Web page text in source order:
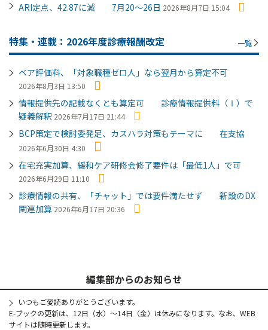
ARI定点、42.87に減 7月20～26日 2026年8月7日 15:04
特集・連載：2026年度診療報酬改定 一覧
ベア評価料、「対象職種ゼロ人」なら翌月から算定不可
2026年8月3日 13:50
情報提供先の記載なくとも算定可 診療情報提供料（Ⅰ）で
疑義解釈 2026年7月17日 21:44
BCP策定で検討委発足、カスハラ対策もテーマに 在支協
2026年6月30日 4:30
在宅充実加算、緩和ケア研修会修了要件は「最低1人」で可
2026年6月29日 11:10
診療情報の共有、「チャット」では要件満たせず 新設のDX
関連加算 2026年6月17日 20:36
編集部からのお知らせ
いつもご愛読ありがとうございます。
E-ブックの更新は、12日（水）～14日（金）は休みになります。なお、WEB
サイトは随時更新します。